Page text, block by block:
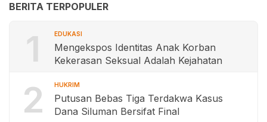
BERITA TERPOPULER
1 EDUKASI
Mengekspos Identitas Anak Korban
Kekerasan Seksual Adalah Kejahatan
2 HUKRIM
Putusan Bebas Tiga Terdakwa Kasus
Dana Siluman Bersifat Final